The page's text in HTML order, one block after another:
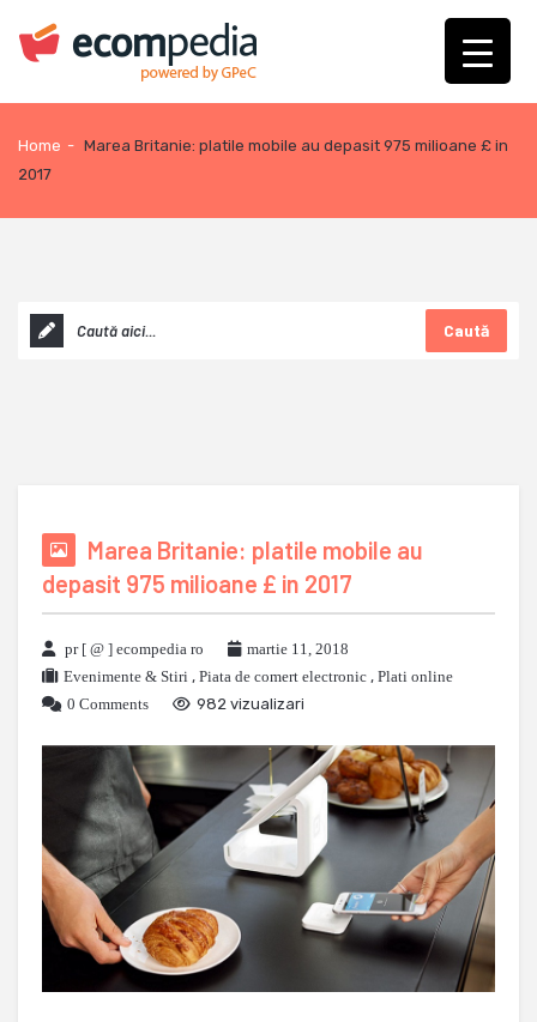
Home - Marea Britanie: platile mobile au depasit 975 milioane £ in
2017
Caută
Marea Britanie: platile mobile au
depasit 975 milioane £ in 2017
pr [ @ ] ecompedia ro
martie 11, 2018
Evenimente & Stiri , Piata de comert electronic , Plati online
0 Comments
982 vizualizari